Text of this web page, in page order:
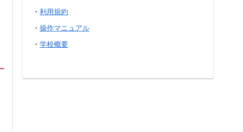
・ 利用規約
・ 操作マニュアル
・ 学校概要